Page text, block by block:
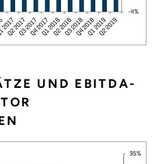
UND EBITDA-